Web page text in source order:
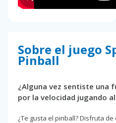
Sobre el juego
Pinball
¿Alguna vez sentiste una
por la velocidad jugando
¿Te gusta el pinball? Disfruta